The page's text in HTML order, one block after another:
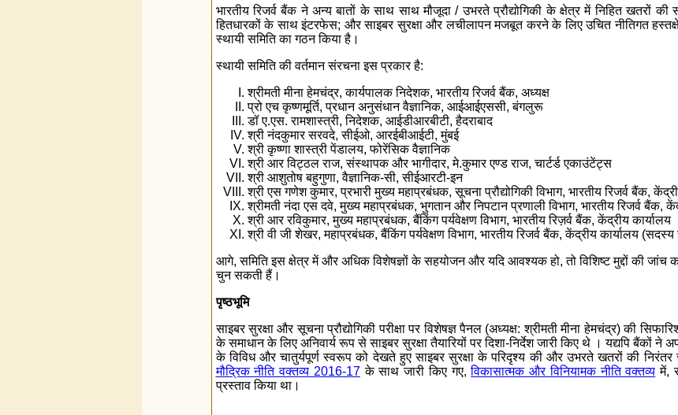
भारतीय रिजर्व बैंक ने अन्य बातों के साथ साथ मौजूदा / उभरते प्रौद्योगिकी के क्षेत्र में निहित खतरों की
हितधारकों के साथ इंटरफेस; और साइबर सुरक्षा और लचीलापन मजबूत करने के लिए उचित नीतिगत
स्थायी समिति का गठन किया है।
स्थायी समिति की वर्तमान संरचना इस प्रकार है:
श्रीमती मीना हेमचंद्र, कार्यपालक निदेशक, भारतीय रिजर्व बैंक, अध्यक्ष
प्रो एच कृष्णमूर्ति, प्रधान अनुसंधान वैज्ञानिक, आईआईएससी, बंगलुरू
डॉ ए.एस. रामशास्‍त्री, निदेशक, आईडीआरबीटी, हैदराबाद
श्री नंदकुमार सरवदे, सीईओ, आरईबीआईटी, मुंबई
श्री कृष्णा शास्त्री पेंडालय, फोरेंसिक वैज्ञानिक
श्री आर विट्ठल राज, संस्थापक और भागीदार, मे.कुमार एण्‍ड राज, चार्टर्ड एकाउंटेंट्स
श्री आशुतोष बहुगुणा, वैज्ञानिक-सी, सीईआरटी-इन
श्री एस गणेश कुमार, प्रभारी मुख्य महाप्रबंधक, सूचना प्रौद्योगिकी विभाग, भारतीय रिजर्व बैंक,
श्रीमती नंदा एस दवे, मुख्य महाप्रबंधक, भुगतान और निपटान प्रणाली विभाग, भारतीय रिजर्व बैंक,
श्री आर रविकुमार, मुख्य महाप्रबंधक, बैंकिंग पर्यवेक्षण विभाग, भारतीय रिज़र्व बैंक, केंद्रीय कार्यालय
श्री वी जी शेखर, महाप्रबंधक, बैंकिंग पर्यवेक्षण विभाग, भारतीय रिजर्व बैंक, केंद्रीय कार्यालय
आगे, समिति इस क्षेत्र में और अधिक विशेषज्ञों के सहयोजन और यदि आवश्यक हो, तो विशिष्ट मुद्दों की
चुन सकती हैं।
पृष्ठभूमि
साइबर सुरक्षा और सूचना प्रौद्योगिकी परीक्षा पर विशेषज्ञ पैनल (अध्यक्ष: श्रीमती मीना हेमचंद्र) की
के समाधान के लिए अनिवार्य रूप से साइबर सुरक्षा तैयारियों पर दिशा-निर्देश जारी किए थे । यद्यपि बैंकों
के विविध और चातुर्यपूर्ण स्‍वरूप को देखते हुए साइबर सुरक्षा के परिदृश्य की और उभरते खतरों की
मौद्रिक नीति वक्तव्य 2016-17के साथ जारी किए गए,विकासात्मक और विनियामक नीति वक्तव्य में,
प्रस्ताव किया था।